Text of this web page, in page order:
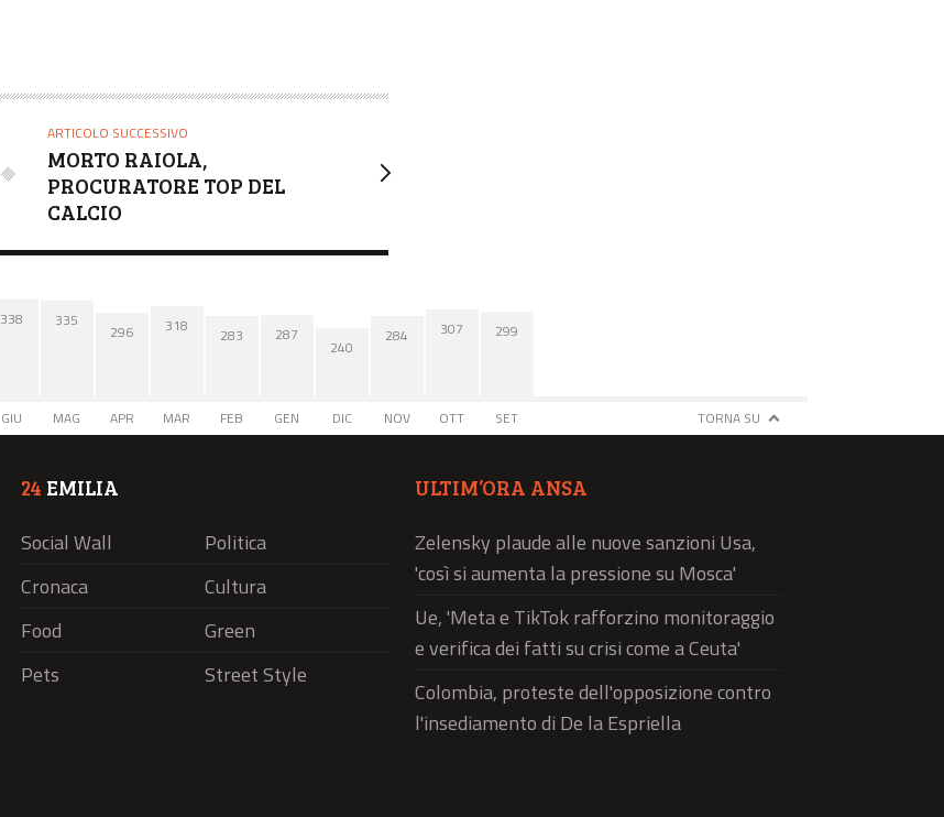
ARTICOLO SUCCESSIVO
MORTO RAIOLA,
PROCURATORE TOP DEL
CALCIO
338
GIU
335
MAG
296
APR
318
MAR
283
FEB
287
GEN
240
DIC
284
NOV
307
OTT
299
SET TORNA SU
24 EMILIA
Social Wall
Politica
Cronaca
Cultura
Food
Green
Pets
Street Style
ULTIM’ORA ANSA
Zelensky plaude alle nuove sanzioni Usa,
'così si aumenta la pressione su Mosca'
Ue, 'Meta e TikTok rafforzino monitoraggio
e verifica dei fatti su crisi come a Ceuta'
Colombia, proteste dell'opposizione contro
l'insediamento di De la Espriella